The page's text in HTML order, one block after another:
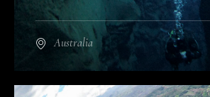
Australia